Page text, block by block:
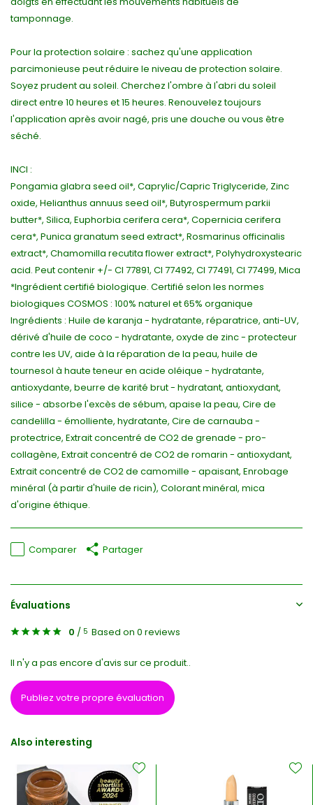
tamponnage.
Pour la protection solaire : sachez qu'une application
parcimonieuse peut réduire le niveau de protection solaire.
Soyez prudent au soleil. Cherchez l'ombre à l'abri du soleil
direct entre 10 heures et 15 heures. Renouvelez toujours
l'application après avoir nagé, pris une douche ou vous être
séché.
INCI :
Pongamia glabra seed oil*, Caprylic/Capric Triglyceride, Zinc
oxide, Helianthus annuus seed oil*, Butyrospermum parkii
butter*, Silica, Euphorbia cerifera cera*, Copernicia cerifera
cera*, Punica granatum seed extract*, Rosmarinus officinalis
extract*, Chamomilla recutita flower extract*, Polyhydroxystearic
acid. Peut contenir +/- CI 77891, CI 77492, CI 77491, CI 77499, Mica
*Ingrédient certifié biologique. Certifié selon les normes
biologiques COSMOS : 100% naturel et 65% organique
Ingrédients : Huile de karanja - hydratante, réparatrice, anti-UV,
dérivé d'huile de coco - hydratante, oxyde de zinc - protecteur
contre les UV, aide à la réparation de la peau, huile de
tournesol à haute teneur en acide oléique - hydratante,
antioxydante, beurre de karité brut - hydratant, antioxydant,
silice - absorbe l'excès de sébum, apaise la peau, Cire de
candelilla - émolliente, hydratante, Cire de carnauba -
protectrice, Extrait concentré de CO2 de grenade - pro-
collagène, Extrait concentré de CO2 de romarin - antioxydant,
Extrait concentré de CO2 de camomille - apaisant, Enrobage
minéral (à partir d'huile de ricin), Colorant minéral, mica
d'origine éthique.
Comparer Partager
Évaluations
0 / 5 Based on 0 reviews
Il n'y a pas encore d'avis sur ce produit..
Publiez votre propre évaluation
Also interesting